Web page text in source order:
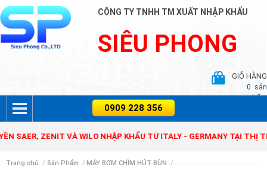
CÔNG TY TNHH TM XUẤT NHẬP KHẨU
SIÊU PHONG
GIỎ HÀNG
0 sản
phẩm
SAER, ZENIT VÀ WILO NHẬP KHẨU TỪ ITALY - GERMANY TẠI THỊ
Trang chủ / Sản Phẩm / MÁY BƠM CHÌM HÚT BÙN /